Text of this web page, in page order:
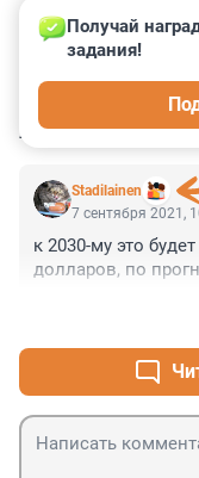
Stadilainen
Получай
задания!
7 сентября 2021,
к 2030-му это
долларов, по